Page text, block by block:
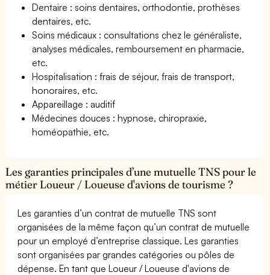
Dentaire : soins dentaires, orthodontie, prothèses
dentaires, etc.
Soins médicaux : consultations chez le généraliste,
analyses médicales, remboursement en pharmacie,
etc.
Hospitalisation : frais de séjour, frais de transport,
honoraires, etc.
Appareillage : auditif
Médecines douces : hypnose, chiropraxie,
homéopathie, etc.
Les garanties principales d’une mutuelle TNS pour le
métier Loueur / Loueuse d'avions de tourisme ?
Les garanties d’un contrat de mutuelle TNS sont
organisées de la même façon qu’un contrat de mutuelle
pour un employé d’entreprise classique. Les garanties
sont organisées par grandes catégories ou pôles de
dépense. En tant que Loueur / Loueuse d'avions de